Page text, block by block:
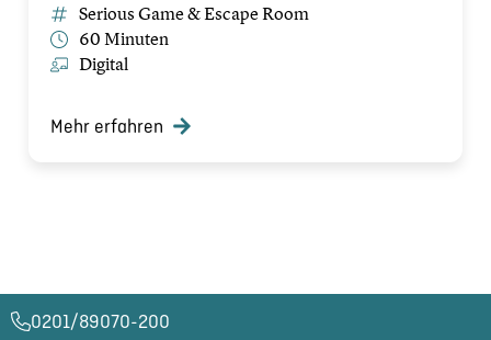
Serious Game & Escape Room
60 Minuten
Digital
Mehr erfahren
0201/89070-200​